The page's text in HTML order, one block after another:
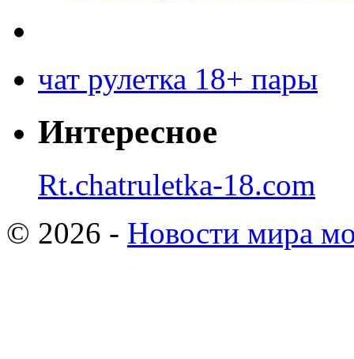
чат рулетка 18+ пары
Интересное
Rt.chatruletka-18.com
© 2026 - Новости мира